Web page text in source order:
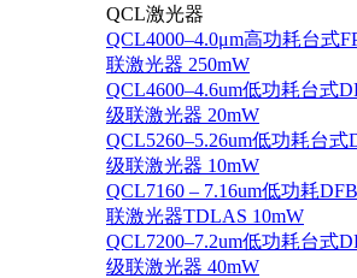
QCL激光器
QCL4000–4.0μm高功耗台式
联激光器 250mW
QCL4600–4.6um低功耗台式
级联激光器 20mW
QCL5260–5.26um低功耗台
级联激光器 10mW
QCL7160 – 7.16um低功耗
联激光器TDLAS 10mW
QCL7200–7.2um低功耗台式
级联激光器 40mW